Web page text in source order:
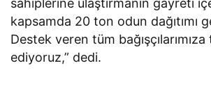
sahiplerine ulaştırmanın gayreti
kapsamda 20 ton odun dağıtımı
Destek veren tüm
ediyoruz,” dedi.